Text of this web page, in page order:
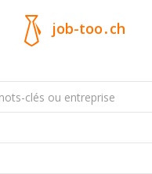
job-too.ch